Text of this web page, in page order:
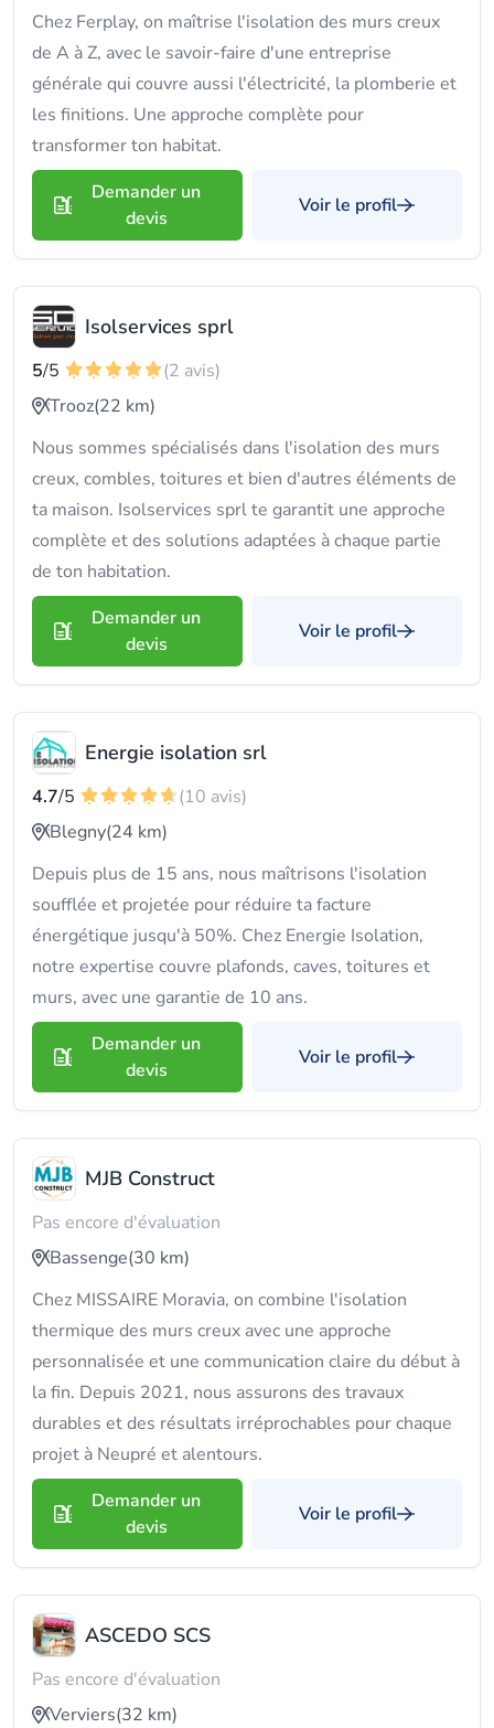
Chez Ferplay, on maîtrise l'isolation des murs creux
de A à Z, avec le savoir-faire d'une entreprise
générale qui couvre aussi l'électricité, la plomberie et
les finitions. Une approche complète pour
transformer ton habitat.
Demander un
devis
Voir le profil
Isolservices sprl
5/5
(2 avis)
Trooz(22 km)
Nous sommes spécialisés dans l'isolation des murs
creux, combles, toitures et bien d'autres éléments de
ta maison. Isolservices sprl te garantit une approche
complète et des solutions adaptées à chaque partie
de ton habitation.
Demander un
devis
Voir le profil
Energie isolation srl
4.7/5
(10 avis)
Blegny(24 km)
Depuis plus de 15 ans, nous maîtrisons l'isolation
soufflée et projetée pour réduire ta facture
énergétique jusqu'à 50%. Chez Energie Isolation,
notre expertise couvre plafonds, caves, toitures et
murs, avec une garantie de 10 ans.
Demander un
devis
Voir le profil
MJB Construct
Pas encore d'évaluation
Bassenge(30 km)
Chez MISSAIRE Moravia, on combine l'isolation
thermique des murs creux avec une approche
personnalisée et une communication claire du début à
la fin. Depuis 2021, nous assurons des travaux
durables et des résultats irréprochables pour chaque
projet à Neupré et alentours.
Demander un
devis
Voir le profil
ASCEDO SCS
Pas encore d'évaluation
Verviers(32 km)